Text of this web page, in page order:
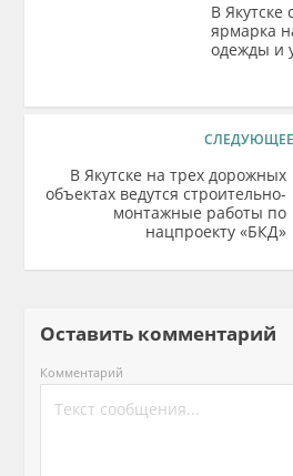
В Якутске
ярмарка
одежды и
СЛЕДУЮЩЕЕ
В Якутске на трех дорожных
объектах ведутся строительно-
монтажные работы по
нацпроекту «БКД»
Оставить комментарий
Комментарий